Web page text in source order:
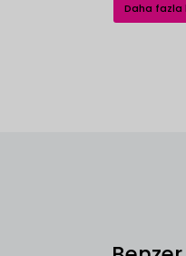
Daha fazla